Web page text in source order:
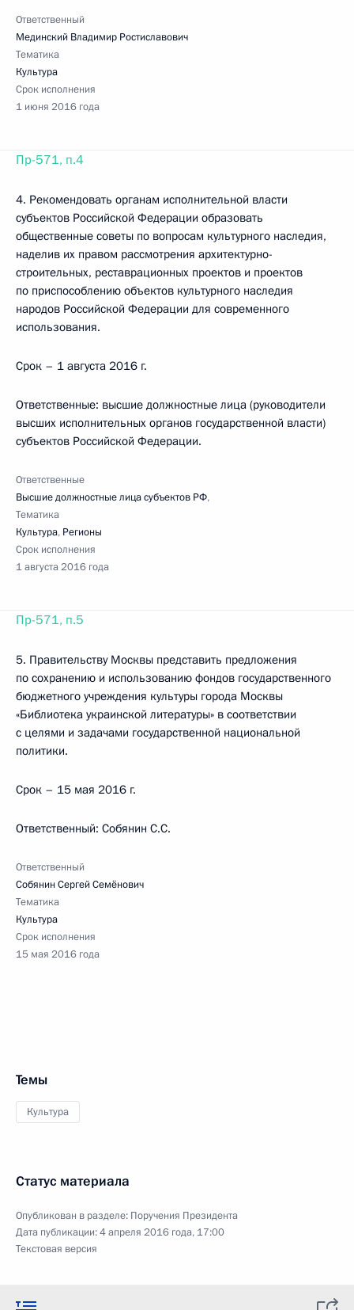
Ответственный
Мединский Владимир Ростиславович
Тематика
Культура
Срок исполнения
1 июня 2016 года
Пр-571, п.4
4. Рекомендовать органам исполнительной власти
субъектов Российской Федерации образовать
общественные советы по вопросам культурного наследия,
наделив их правом рассмотрения архитектурно-
строительных, реставрационных проектов и проектов
по приспособлению объектов культурного наследия
народов Российской Федерации для современного
использования.
Срок – 1 августа 2016 г.
Ответственные: высшие должностные лица (руководители
высших исполнительных органов государственной власти)
субъектов Российской Федерации.
Ответственные
Высшие должностные лица субъектов РФ,
Тематика
Культура, Регионы
Срок исполнения
1 августа 2016 года
Пр-571, п.5
5. Правительству Москвы представить предложения
по сохранению и использованию фондов государственного
бюджетного учреждения культуры города Москвы
«Библиотека украинской литературы» в соответствии
с целями и задачами государственной национальной
политики.
Срок – 15 мая 2016 г.
Ответственный: Собянин С.С.
Ответственный
Собянин Сергей Семёнович
Тематика
Культура
Срок исполнения
15 мая 2016 года
Темы
Культура
Статус материала
Опубликован в разделе: Поручения Президента
Дата публикации:4 апреля 2016 года, 17:00
Текстовая версия